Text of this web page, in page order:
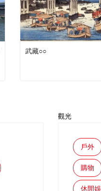
武藏○○
觀光
戶外
購物
休閒